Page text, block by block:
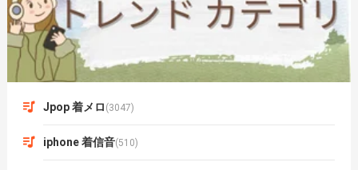
Jpop 着メロ (3047)
iphone 着信音(510)